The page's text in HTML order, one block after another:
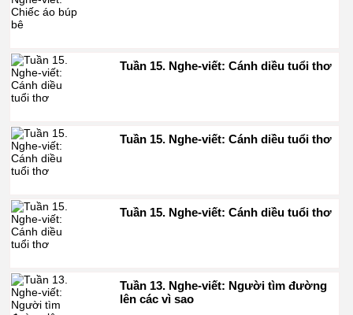
Tuần 15. Nghe-viết: Cánh diều tuổi thơ
Tuần 15. Nghe-viết: Cánh diều tuổi thơ
Tuần 15. Nghe-viết: Cánh diều tuổi thơ
Tuần 13. Nghe-viết: Người tìm đường
lên các vì sao